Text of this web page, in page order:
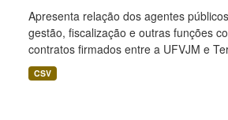
Apresenta relação dos agentes
gestão, fiscalização e outras funções
contratos firmados entre a UFVJM e
CSV